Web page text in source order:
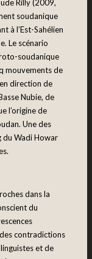
Rilly (2009,
soudanique
à l’Est-Sahélien
Le scénario
soudanique
mouvements de
direction de
Nubie, de
l’origine de
Une des
du Wadi Howar
dans la
du
contradictions
et de